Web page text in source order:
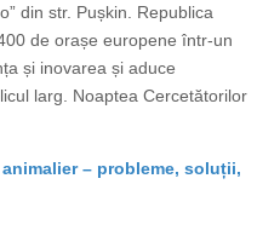
din str. Pușkin. Republica
de orașe europene într-un
și inovarea și aduce
larg. Noaptea Cercetătorilor
– probleme, soluții,